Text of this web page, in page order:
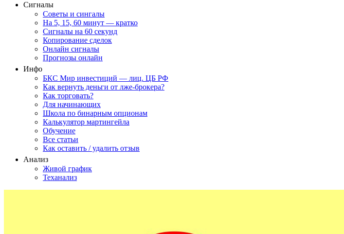
Сигналы
Советы и сингалы
На 5, 15, 60 минут — кратко
Сигналы на 60 секунд
Копирование сделок
Онлайн сигналы
Прогнозы онлайн
Инфо
БКС Мир инвестиций — лиц. ЦБ РФ
Как вернуть деньги от лже-брокера?
Как торговать?
Для начинающих
Школа по бинарным опционам
Калькулятор мартингейла
Обучение
Все статьи
Как оставить / удалить отзыв
Анализ
Живой график
Теханализ